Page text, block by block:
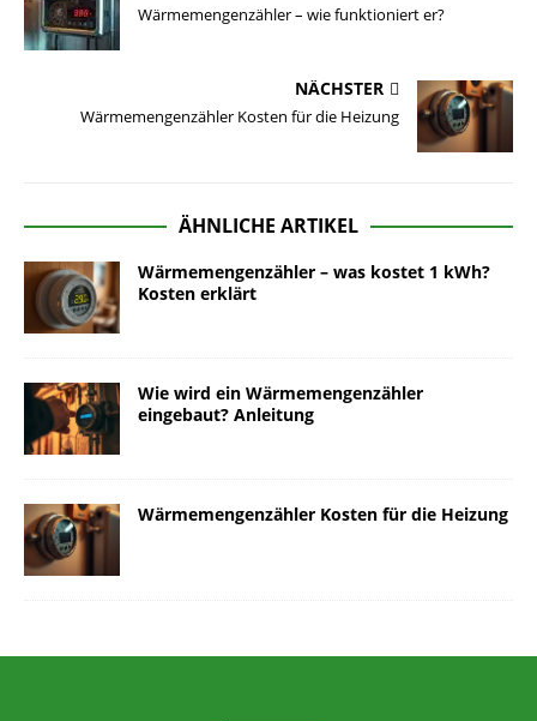
Wärmemengenzähler – wie funktioniert er?
NÄCHSTER
Wärmemengenzähler Kosten für die Heizung
ÄHNLICHE ARTIKEL
Wärmemengenzähler – was kostet 1 kWh?
Kosten erklärt
Wie wird ein Wärmemengenzähler
eingebaut? Anleitung
Wärmemengenzähler Kosten für die Heizung